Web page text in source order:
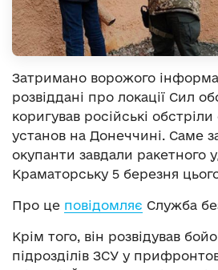
Затримано ворожого
розвіддані про локації Сил
коригував російські
установ на Донеччині. Саме
окупанти завдали ракетного
Краматорську 5 березня
Про це повідомляє Служба
Крім того, він розвідував
підрозділів ЗСУ у